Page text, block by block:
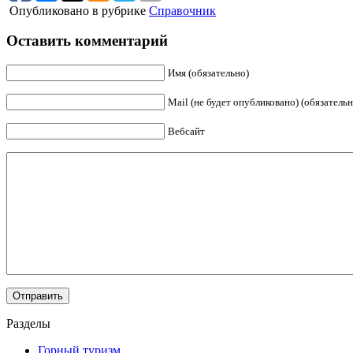
Опубликовано в рубрике Справочник
Оставить комментарий
Имя (обязательно)
Mail (не будет опубликовано)
Вебсайт
Разделы